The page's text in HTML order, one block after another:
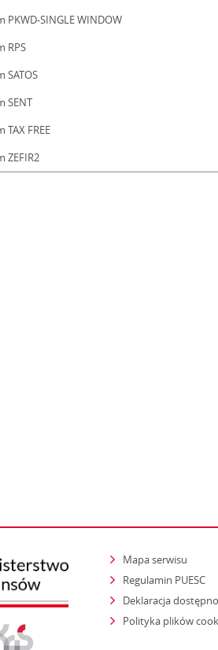
PKWD-SINGLE WINDOW
RPS
SATOS
SENT
TAX FREE
ZEFIR2
Mapa serwisu
Regulamin PUESC
Deklaracja
Polityka plików